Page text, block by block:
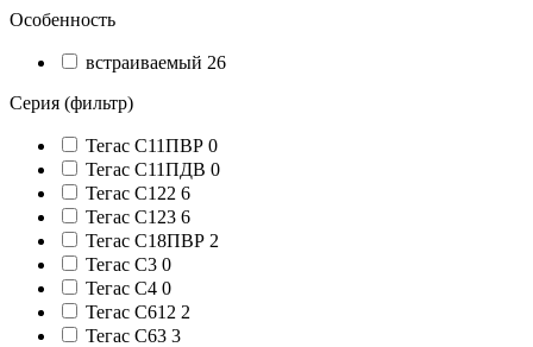
Особенность
встраиваемый 26
Серия (фильтр)
Тегас С11ПВР 0
Тегас С11ПДВ 0
Тегас С122 6
Тегас С123 6
Тегас С18ПВР 2
Тегас С3 0
Тегас С4 0
Тегас С612 2
Тегас С63 3